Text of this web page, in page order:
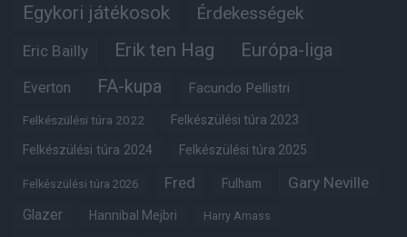
Egykori játékosok Érdekességek
Eric Bailly Erik ten Hag Európa-liga
Everton FA-kupa Facundo Pellistri
Felkészülési túra 2022 Felkészülési túra 2023
Felkészülési túra 2024 Felkészülési túra 2025
Felkészülési túra 2026 Fred Fulham Gary Neville
Glazer Hannibal Mejbri Harry Amass